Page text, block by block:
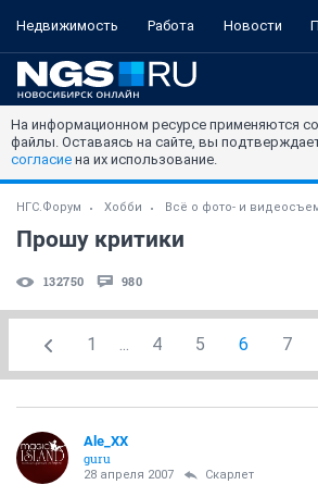
Недвижимость Работа Новости
На информационном ресурсе применяются
файлы. Оставаясь на сайте, вы
согласие на их использование.
НГС.Форум Хобби Всё о фото- и
Прошу критики
132750 980
1 ... 4 5 6 7
Ale_XX
guru
28 апреля 2007 Скарлет